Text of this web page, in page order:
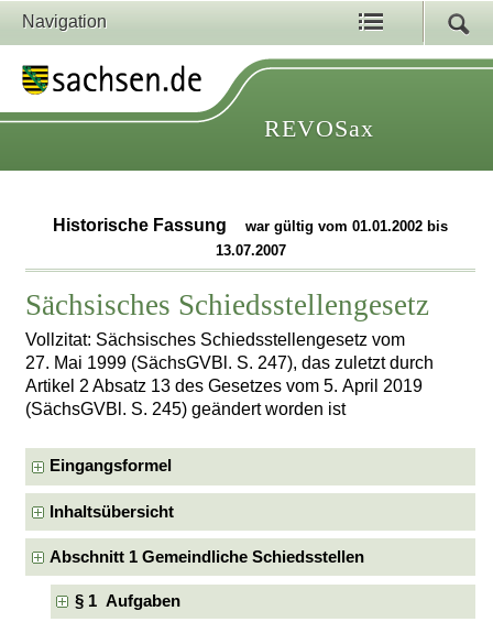
Navigation
REVOSax
Historische Fassung
war gültig vom 01.01.2002 bis
13.07.2007
Sächsisches Schiedsstellengesetz
Vollzitat: Sächsisches Schiedsstellengesetz vom
27. Mai 1999 (SächsGVBl. S. 247), das zuletzt durch
Artikel 2 Absatz 13 des Gesetzes vom 5. April 2019
(SächsGVBl. S. 245) geändert worden ist
Eingangsformel
Inhaltsübersicht
Abschnitt 1 Gemeindliche Schiedsstellen
§ 1 Aufgaben